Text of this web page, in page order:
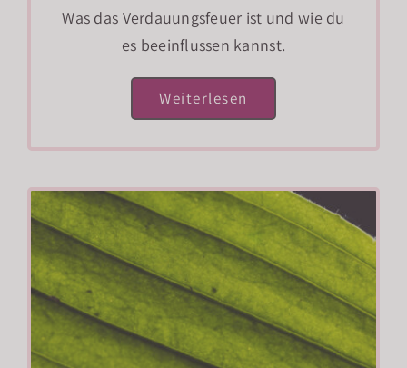
Was das Verdauungsfeuer ist und wie du
es beeinflussen kannst.
Weiterlesen